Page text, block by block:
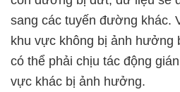
sang các tuyến đường khác.
khu vực không bị ảnh hưởng
có thể phải chịu tác động
vực khác bị ảnh hưởng.